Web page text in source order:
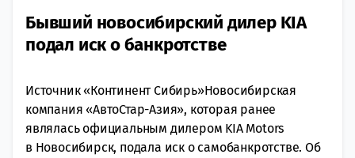
Бывший новосибирский дилер KIA
подал иск о банкротстве
Источник «Континент Сибирь»Новосибирская
компания «АвтоСтар-Азия», которая ранее
являлась официальным дилером KIA Motors
в Новосибирск, подала иск о самобанкротстве. Об